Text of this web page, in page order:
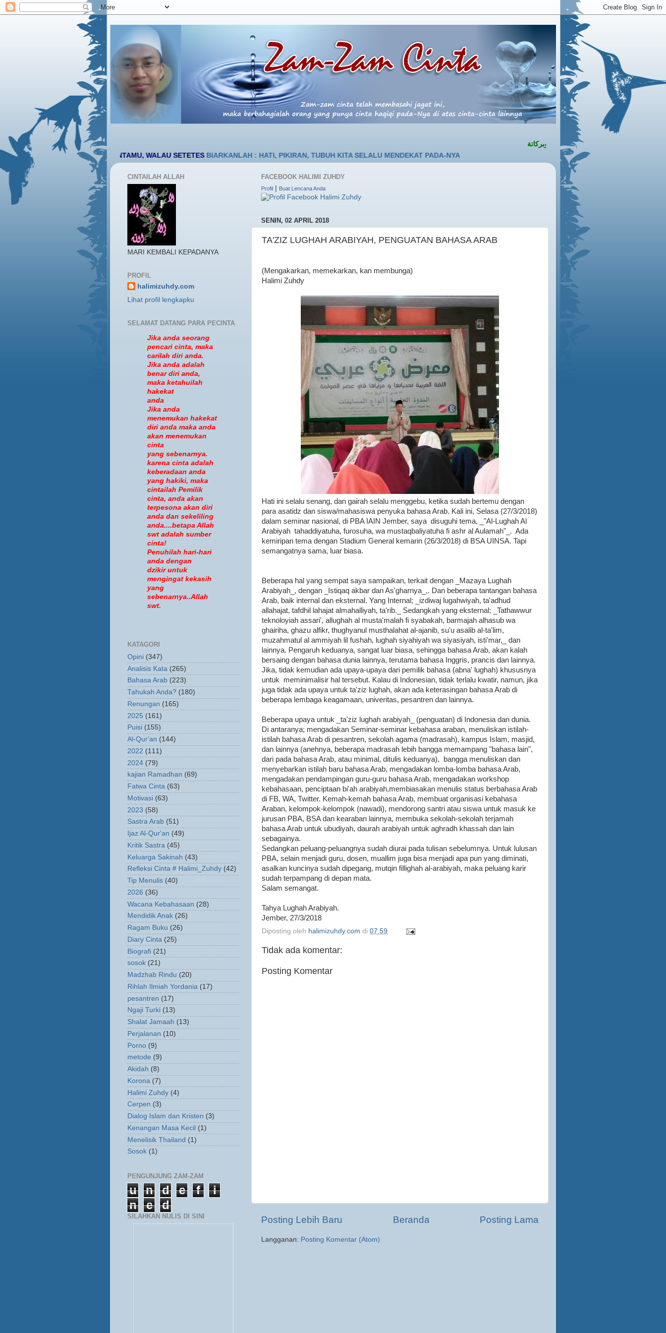
السلام عليكم ورحمة الله وبركاتة
YA RABB BERILAH CINTAMU, WALAU SETETESBIARKANLAH : HATI, PIKIRAN, TUBUH KITA SELALU MENDEKAT PADA-NYA
FACEBOOK HALIMI ZUHDY
Profil Buat Lencana Anda
SENIN, 02 APRIL 2018
TA'ZIZ LUGHAH ARABIYAH, PENGUATAN BAHASA ARAB
(Mengakarkan, memekarkan, kan membunga)
Halimi Zuhdy
Hati ini selalu senang, dan gairah selalu menggebu, ketika sudah bertemu dengan
para asatidz dan siswa/mahasiswa penyuka bahasa Arab. Kali ini, Selasa (27/3/2018)
dalam seminar nasional, di PBA IAIN Jember, saya disuguhi tema, _"Al-Lughah Al
Arabiyah tahaddiyatuha, furosuha, wa mustaqbaliyatuha fi ashr al Aulamah"_. Ada
kemiripan tema dengan Stadium General kemarin (26/3/2018) di BSA UINSA. Tapi
semangatnya sama, luar biasa.
Beberapa hal yang sempat saya sampaikan, terkait dengan _Mazaya Lughah
Arabiyah_, dengan _Istiqaq akbar dan As'gharnya_,. Dan beberapa tantangan bahasa
Arab, baik internal dan eksternal. Yang Internal; _izdiwaj lugahwiyah, ta'adhud
allahajat, tafdhil lahajat almahalliyah, ta'rib._ Sedangkah yang eksternal; _Tathawwur
teknoloyiah assari', allughah al musta'malah fi syabakah, barmajah alhasub wa
ghairiha, ghazu alfikr, thughyanul musthalahat al-ajanib, su'u asalib al-ta'lim,
muzahmatul al ammiyah lil fushah, lughah siyahiyah wa siyasiyah, isti'mar,_ dan
lainnya. Pengaruh keduanya, sangat luar biasa, sehingga bahasa Arab, akan kalah
bersaing dengan bahasa dunia lainnya, terutama bahasa Inggris, prancis dan lainnya.
Jika, tidak kemudian ada upaya-upaya dari pemilik bahasa (abna' lughah) khususnya
untuk meminimalisir hal tersebut. Kalau di Indonesian, tidak terlalu kwatir, namun, jika
juga tidak ada upaya untuk ta'ziz lughah, akan ada keterasingan bahasa Arab di
beberapa lembaga keagamaan, univeritas, pesantren dan lainnya.
Beberapa upaya untuk _ta'ziz lughah arabiyah_ (penguatan) di Indonesia dan dunia.
Di antaranya; mengadakan Seminar-seminar kebahasa araban, menuliskan istilah-
istilah bahasa Arab di pesantren, sekolah agama (madrasah), kampus Islam, masjid,
dan lainnya (anehnya, beberapa madrasah lebih bangga memampang "bahasa lain",
dari pada bahasa Arab, atau minimal, ditulis keduanya), bangga menuliskan dan
menyebarkan istilah baru bahasa Arab, mengadakan lomba-lomba bahasa Arab,
mengadakan pendampingan guru-guru bahasa Arab, mengadakan workshop
kebahasaan, penciptaan bi'ah arabiyah,membiasakan menulis status berbahasa Arab
di FB, WA, Twitter. Kemah-kemah bahasa Arab, membuat organisasi kebahasa
Araban, kelompok-kelompok (nawadi), mendorong santri atau siswa untuk masuk ke
jurusan PBA, BSA dan kearaban lainnya, membuka sekolah-sekolah terjamah
bahasa Arab untuk ubudiyah, daurah arabiyah untuk aghradh khassah dan lain
sebagainya.
Sedangkan peluang-peluangnya sudah diurai pada tulisan sebelumnya. Untuk lulusan
PBA, selain menjadi guru, dosen, muallim juga bisa menjadi apa pun yang diminati,
asalkan kuncinya sudah dipegang, mutqin fillighah al-arabiyah, maka peluang karir
sudah terpampang di depan mata.
Salam semangat.
Tahya Lughah Arabiyah.
Jember, 27/3/2018
Diposting oleh halimizuhdy.com di 07.59
Tidak ada komentar:
Posting Komentar
Posting Lebih Baru Posting Lama
Beranda
Langganan: Posting Komentar (Atom)
CINTAILAH ALLAH
MARI KEMBALI KEPADANYA
PROFIL
halimizuhdy.com
Lihat profil lengkapku
SELAMAT DATANG PARA PECINTA
Jika anda seorang
pencari cinta, maka
carilah diri anda.
Jika anda adalah
benar diri anda,
maka ketahuilah
hakekat
anda
Jika anda
menemukan hakekat
diri anda maka anda
akan menemukan
cinta
yang sebenarnya.
karena cinta adalah
keberadaan anda
yang hakiki, maka
cintailah Pemilik
cinta, anda akan
terpesona akan diri
anda dan sekeliling
anda....betapa Allah
swt adalah sumber
cinta!
Penuhilah hari-hari
anda dengan
dzikir untuk
mengingat kekasih
yang
sebenarnya..Allah
swt.
KATAGORI
Opini (347)
Analisis Kata (265)
Bahasa Arab (223)
Tahukah Anda? (180)
Renungan (165)
2025 (161)
Puisi (155)
Al-Qur'an (144)
2022 (111)
2024 (79)
kajian Ramadhan (69)
Fatwa Cinta (63)
Motivasi (63)
2023 (58)
Sastra Arab (51)
Ijaz Al-Qur'an (49)
Kritik Sastra (45)
Keluarga Sakinah (43)
Refleksi Cinta # Halimi_Zuhdy (42)
Tip Menulis (40)
2026 (36)
Wacana Kebahasaan (28)
Mendidik Anak (26)
Ragam Buku (26)
Diary Cinta (25)
Biografi (21)
sosok (21)
Madzhab Rindu (20)
Rihlah Ilmiah Yordania (17)
pesantren (17)
Ngaji Turki (13)
Shalat Jamaah (13)
Perjalanan (10)
Porno (9)
metode (9)
Akidah (8)
Korona (7)
Halimi Zuhdy (4)
Cerpen (3)
Dialog Islam dan Kristen (3)
Kenangan Masa Kecil (1)
Menelisik Thailand (1)
Sosok (1)
PENGUNJUNG ZAM-ZAM
u n d e f
i
n
e d
SILAHKAN NULIS DI SINI